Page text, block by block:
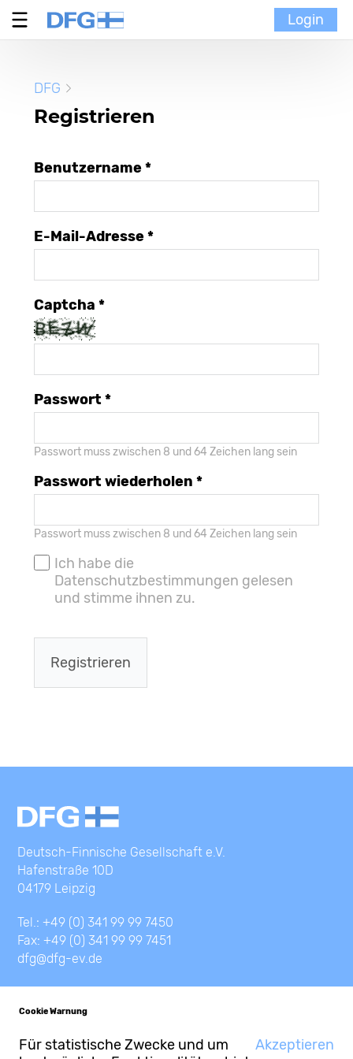
MoinMoi
Login
DFG
Registrieren
Benutzername *
E-Mail-Adresse *
Captcha *
Passwort *
Passwort muss zwischen 8 und 64 Zeichen lang sein
Passwort wiederholen *
Passwort muss zwischen 8 und 64 Zeichen lang sein
Ich habe die
Datenschutzbestimmungen gelesen
und stimme ihnen zu.
Registrieren
Deutsch-Finnische Gesellschaft e.V.
Hafenstraße 10D
04179 Leipzig
Tel.: +49 (0) 341 99 99 7450
Fax: +49 (0) 341 99 99 7451
dfg@dfg-ev.de
Cookie Warnung
Akzeptieren
Für statistische Zwecke und um